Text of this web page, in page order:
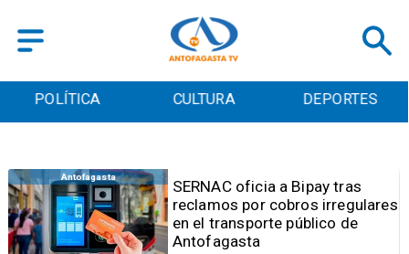
POLÍTICA CULTURA DEPORTES
Antofagasta
Retiran tres toneladas de
basura y vehículos
abandonados en el sector
centro alto de Antofagasta